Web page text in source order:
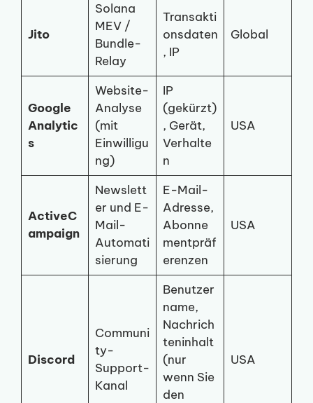
Jito
Solana
MEV /
Bundle-
Relay
Transakti
onsdaten
, IP
Global
Google
Analytic
s
Website-
Analyse
(mit
Einwilligu
ng)
IP
(gekürzt)
, Gerät,
Verhalte
n
USA
ActiveC
ampaign
Newslett
er und E-
Mail-
Automati
sierung
E-Mail-
Adresse,
Abonne
mentpräf
erenzen
USA
Discord
Communi
ty-
Support-
Kanal
Benutzer
name,
Nachrich
teninhalt
(nur
wenn Sie
den
USA